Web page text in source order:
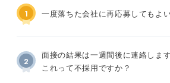
1 一度落ちた会社に再応募してもよ
2
面接の結果は一週間後に連絡しま
これって不採用ですか？